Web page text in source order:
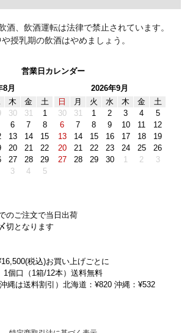
酒、飲酒運転は法律で禁止されています。
授乳期の飲酒はやめましょう。
営業日カレンダー
8月
木 金
土
30 31
1
6 7
8
13 14
15
20 21
22
27 28
29
3 4 5
2026年9月
日
月 火 水 木 金
土
30
31 1 2 3 4
5
6
7 8 9 10 11
12
13
14 15 16 17 18
19
20
21 22 23 24 25
26
27
28 29 30 1 2 3
のご注文で当日出荷
切となります
税込)お買い上げごとに
1個口（1箱/12本）送料無料
縄は送料割引）北海道：¥820 沖縄：¥532